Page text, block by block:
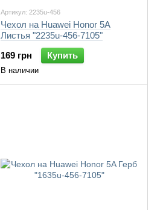
Артикул: 2235u-456
Чехол на Huawei Honor 5A
Листья "2235u-456-7105"
169 грн
Купить
В наличии